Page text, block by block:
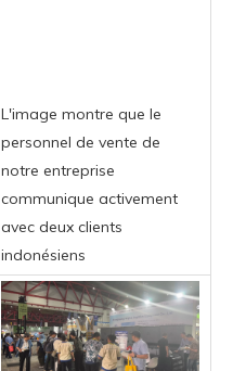
L'image montre que le
personnel de vente de
notre entreprise
communique activement
avec deux clients
indonésiens